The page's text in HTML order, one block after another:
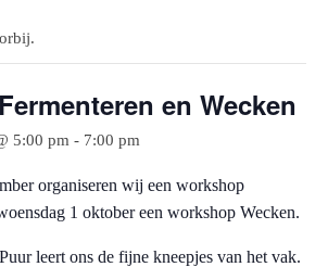
en Wecken
5:00 pm - 7:00 pm
organiseren wij een workshop
1 oktober een workshop Wecken.
leert ons de fijne kneepjes van het vak.